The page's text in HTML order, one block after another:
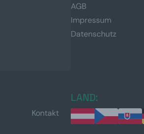
AGB
Impressum
Datenschutz
Kontakt
LAND: